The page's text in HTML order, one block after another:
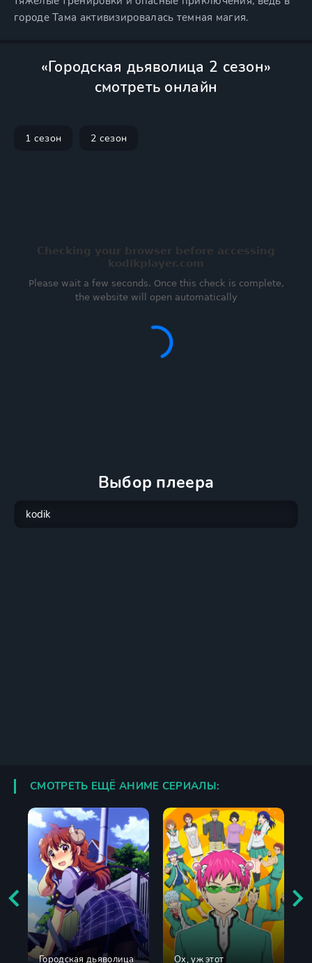
городе Тама активизировалась темная магия.
«Городская дьяволица 2 сезон»
смотреть онлайн
1 сезон 2 сезон
Выбор плеера
СМОТРЕТЬ ЕЩЁ АНИМЕ СЕРИАЛЫ:
Городская дьяволица Ох, уж этот